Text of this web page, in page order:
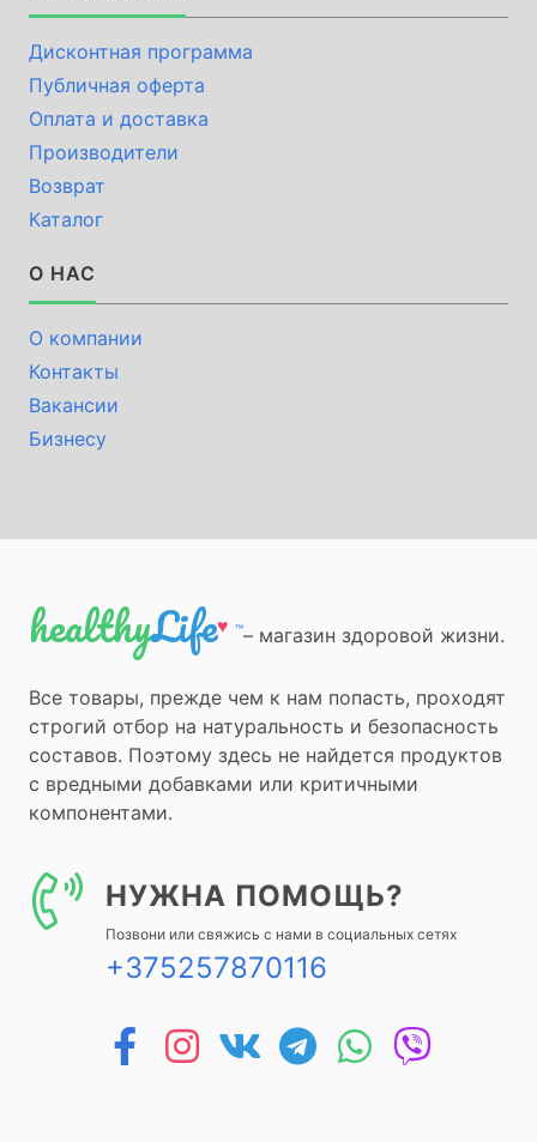
healthyLife♥ ™– магазин здоровой жизни.
Все товары, прежде чем к нам попасть, проходят
строгий отбор на натуральность и безопасность
составов. Поэтому здесь не найдется продуктов
с вредными добавками или критичными
компонентами.
НУЖНА ПОМОЩЬ?
Позвони или свяжись с нами в социальных сетях
+375257870116
Дисконтная программа
Публичная оферта
Оплата и доставка
Производители
Возврат
Каталог
О НАС
О компании
Контакты
Вакансии
Бизнесу